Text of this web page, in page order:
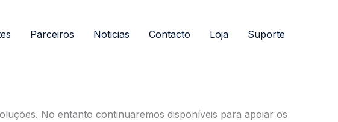
Parceiros Noticias Contacto Loja Suporte
No entanto continuaremos disponíveis para apoiar os